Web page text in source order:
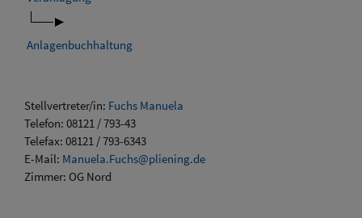
Anlagenbuchhaltung
Stellvertreter/in: Fuchs Manuela
Telefon: 08121 / 793-43
Telefax: 08121 / 793-6343
E-Mail: Manuela.Fuchs@pliening.de
Zimmer: OG Nord